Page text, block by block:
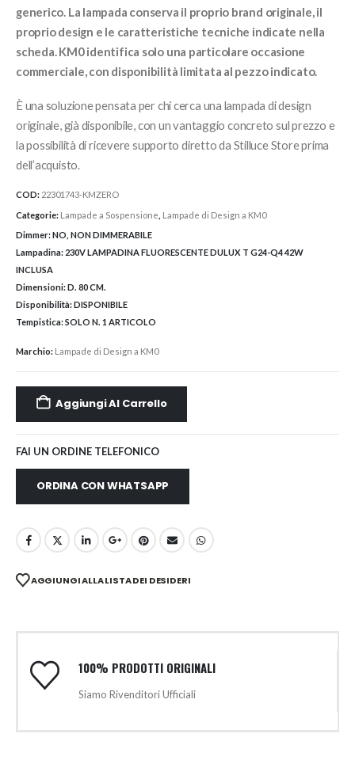
generico. La lampada conserva il proprio brand originale, il
proprio design e le caratteristiche tecniche indicate nella
scheda. KM0 identifica solo una particolare occasione
commerciale, con disponibilità limitata al pezzo indicato.
È una soluzione pensata per chi cerca una lampada di design
originale, già disponibile, con un vantaggio concreto sul prezzo e
la possibilità di ricevere supporto diretto da Stilluce Store prima
dell’acquisto.
COD: 22301743-KMZERO
Categorie: Lampade a Sospensione Lampade di Design a KM0
Dimmer:NO, NON DIMMERABILE
Lampadina: 230V LAMPADINA FLUORESCENTE DULUX T G24-Q4 42W
INCLUSA
Dimensioni:D. 80 CM.
Disponibilità:DISPONIBILE
Tempistica:SOLO N. 1 ARTICOLO
Marchio: Lampade di Design a KM0
Aggiungi Al Carrello
FAI UN ORDINE TELEFONICO
ORDINA CON WHATSAPP
AGGIUNGI ALLA LISTA DEI DESIDERI
100% PRODOTTI ORIGINALI
Siamo Rivenditori Ufficiali